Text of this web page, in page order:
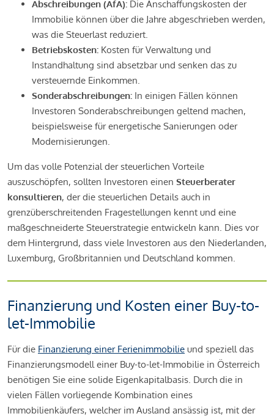
Abschreibungen (AfA): Die Anschaffungskosten der
Immobilie können über die Jahre abgeschrieben werden,
was die Steuerlast reduziert.
Betriebskosten: Kosten für Verwaltung und
Instandhaltung sind absetzbar und senken das zu
versteuernde Einkommen.
Sonderabschreibungen: In einigen Fällen können
Investoren Sonderabschreibungen geltend machen,
beispielsweise für energetische Sanierungen oder
Modernisierungen.
Um das volle Potenzial der steuerlichen Vorteile
auszuschöpfen, sollten Investoren einen Steuerberater
konsultieren, der die steuerlichen Details auch in
grenzüberschreitenden Fragestellungen kennt und eine
maßgeschneiderte Steuerstrategie entwickeln kann. Dies vor
dem Hintergrund, dass viele Investoren aus den Niederlanden,
Luxemburg, Großbritannien und Deutschland kommen.
Finanzierung und Kosten einer Buy-to-
let-Immobilie
Für die Finanzierung einer Ferienimmobilie und speziell das
Finanzierungsmodell einer Buy-to-let-Immobilie in Österreich
benötigen Sie eine solide Eigenkapitalbasis. Durch die in
vielen Fällen vorliegende Kombination eines
Immobilienkäufers, welcher im Ausland ansässig ist, mit der